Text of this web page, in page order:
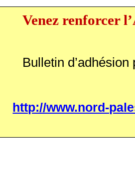
Venez renforcer
Bulletin
http://www.nord-